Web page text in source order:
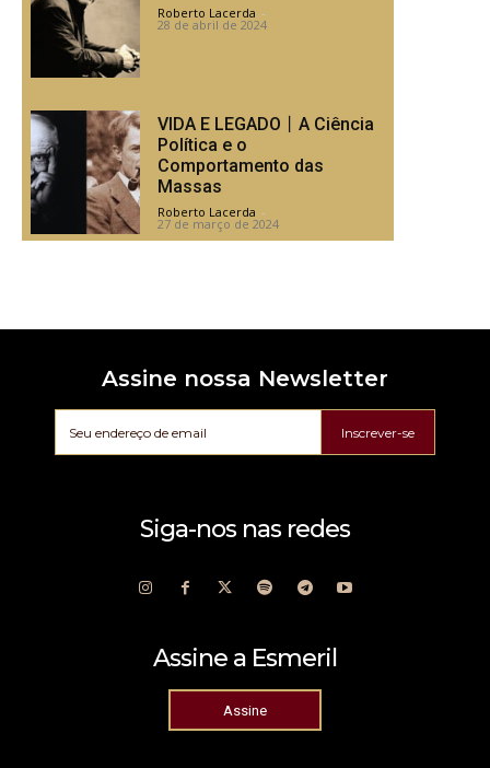
Roberto Lacerda -
28 de abril de 2024
VIDA E LEGADO丨A Ciência
Política e o
Comportamento das
Massas
Roberto Lacerda -
27 de março de 2024
Assine nossa Newsletter
Inscrever-se
Siga-nos nas redes
Assine a Esmeril
Assine